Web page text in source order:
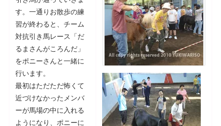
す。一通りお散歩の練
習が終わると、チーム
対抗引き馬レース「だ
るまさんがころんだ」
をポニーさんと一緒に
行います。
最初はただただ怖くて
近づけなかったメンバ
ーが馬場の中に入れる
ようになり、ポニーに